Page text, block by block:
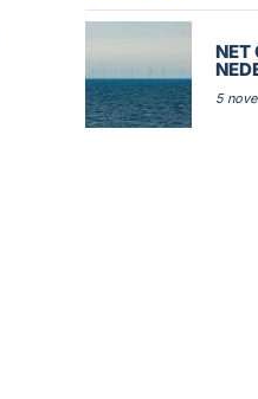
NET
5